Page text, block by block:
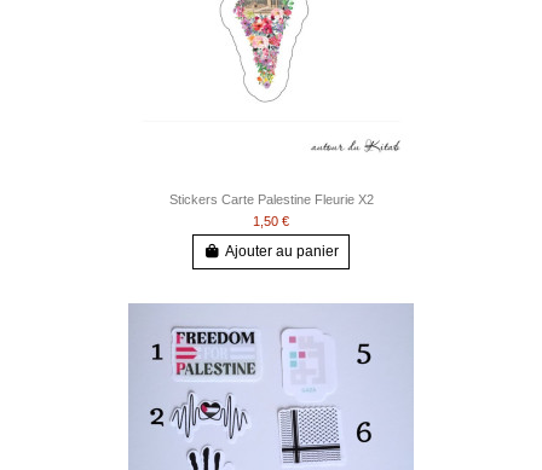
Stickers Carte Palestine Fleurie X2
1,50 €
Ajouter au panier